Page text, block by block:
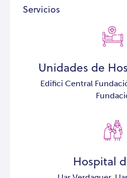
Servicios
Unidades de
Edifici Central
Hospital